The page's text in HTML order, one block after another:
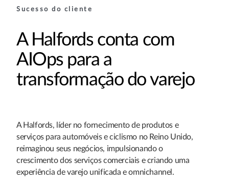
Sucesso do cliente
A Halfords conta com
AIOps para a
transformação do varejo
A Halfords, líder no fornecimento de produtos e
serviços para automóveis e ciclismo no Reino Unido,
reimaginou seus negócios, impulsionando o
crescimento dos serviços comerciais e criando uma
experiência de varejo unificada e omnichannel.